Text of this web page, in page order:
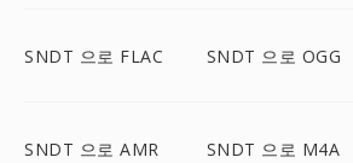
SNDT 으로 FLAC SNDT 으로 OGG
SNDT 으로 AMR SNDT 으로 M4A